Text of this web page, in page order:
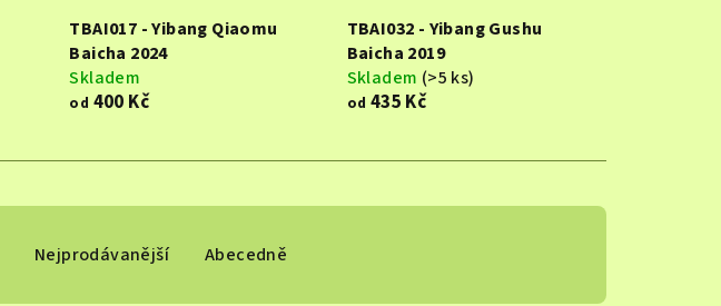
TBAI017 - Yibang Qiaomu
Baicha 2024
Skladem
od 400 Kč
TBAI032 - Yibang Gushu
Baicha 2019
Skladem (>5 ks)
od 435 Kč
Nejprodávanější Abecedně